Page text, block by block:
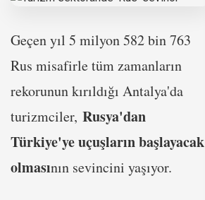
Geçen yıl 5 milyon 582 bin 763
Rus misafirle tüm zamanların
rekorunun kırıldığı Antalya'da
turizmciler, Rusya'dan
Türkiye'ye uçuşların başlayacak
olmasının sevincini yaşıyor.